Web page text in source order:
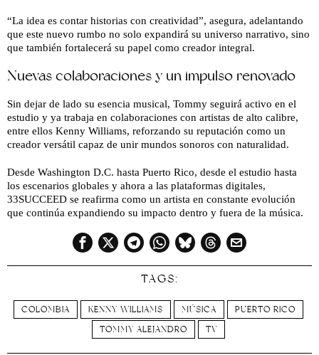
“La idea es contar historias con creatividad”, asegura, adelantando
que este nuevo rumbo no solo expandirá su universo narrativo, sino
que también fortalecerá su papel como creador integral.
Nuevas colaboraciones y un impulso renovado
Sin dejar de lado su esencia musical, Tommy seguirá activo en el
estudio y ya trabaja en colaboraciones con artistas de alto calibre,
entre ellos Kenny Williams, reforzando su reputación como un
creador versátil capaz de unir mundos sonoros con naturalidad.
Desde Washington D.C. hasta Puerto Rico, desde el estudio hasta
los escenarios globales y ahora a las plataformas digitales,
33SUCCEED se reafirma como un artista en constante evolución
que continúa expandiendo su impacto dentro y fuera de la música.
TAGS:
COLOMBIA KENNY WILLIAMS MÚSICA
PUERTO RICO
TOMMY ALEJANDRO
TV